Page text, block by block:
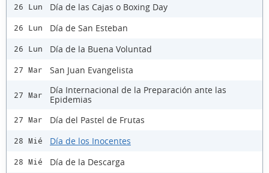
26 Lun Día de las Cajas o Boxing Day
26 Lun Día de San Esteban
26 Lun Día de la Buena Voluntad
27 Mar San Juan Evangelista
27 Mar
Día Internacional de la Preparación ante las
Epidemias
27 Mar Día del Pastel de Frutas
28 Mié Día de los Inocentes
28 Mié Día de la Descarga